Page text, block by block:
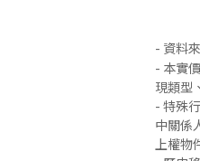
- 資料
- 本實
現類型
- 特殊
中關係
上權物